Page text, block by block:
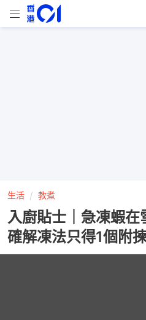
生活 教煮
入廚貼士｜急凍蝦
確解凍法只得1個附